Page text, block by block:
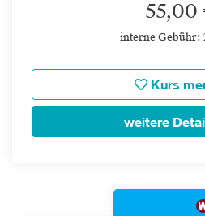
55,00
interne Gebühr:
Kurs
weitere